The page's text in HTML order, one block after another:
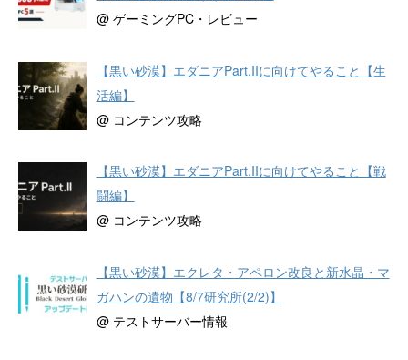
@ ゲーミングPC・レビュー
【黒い砂漠】エダニアPart.IIに向けてやること【生
活編】
@ コンテンツ攻略
【黒い砂漠】エダニアPart.IIに向けてやること【戦
闘編】
@ コンテンツ攻略
【黒い砂漠】エクレタ・アペロン改良と新水晶・マ
ガハンの遺物【8/7研究所(2/2)】
@ テストサーバー情報